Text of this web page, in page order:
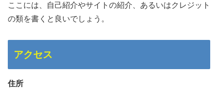
ここには、自己紹介やサイトの紹介、あるいはクレジット
の類を書くと良いでしょう。
アクセス
住所